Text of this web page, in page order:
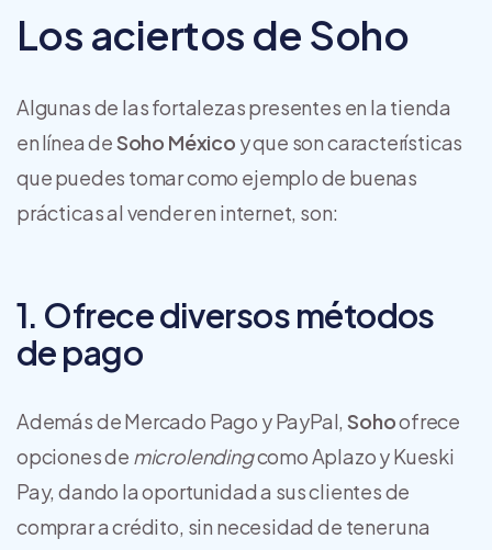
Los aciertos de Soho
Algunas de las fortalezas presentes en la tienda
en línea deSoho México y que son características
que puedes tomar como ejemplo de buenas
prácticas al vender en internet, son:
1. Ofrece diversos métodos
de pago
Además de Mercado Pago y PayPal,Sohoofrece
opciones de microlendingcomo Aplazo y Kueski
Pay, dando la oportunidad a sus clientes de
comprar a crédito, sin necesidad de tener una